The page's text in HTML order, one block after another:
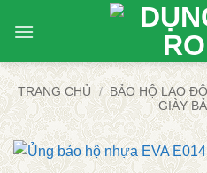
qua
dung
TRANG CHỦ / BẢO HỘ LAO
GIÀY